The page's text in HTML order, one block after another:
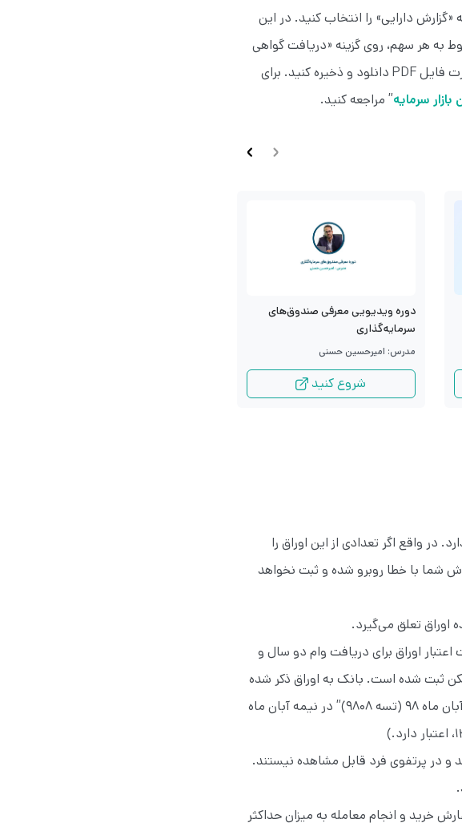
«گزارش دارایی» را انتخاب کنید. در این
به هر سهم، روی گزینه «دریافت گواهی
سهم» کلیک کنید. با انتخاب این گزینه، می‌توانید گواهی سهم خود را به‌صورت فایل PDF دانلود و ذخیره کنید. برای
سرمایه” مراجعه کنید.
دوره ویدیویی معرفی صندوق‌های
سرمایه‌گذاری
مدرس: امیرحسین حسنی
شروع کنید
واقع اگر تعدادی از این اوراق را
شما با خطا روبرو شده و ثبت نخواهد
اوراق برای دریافت وام دو سال و
ثبت شده است. بانک به اوراق ذکر شده
وامی اختصاص نمی‌دهد. (به عنوان مثال اوراق “امتیاز تسهیلات مسکن آبان ماه ۹۸ (تسه ۹۸۰۸)” در نیمه آبان ماه
فروش ندارند و در پرتفوی فرد قابل مشاهده نیستند.
و انجام معامله به میزان حداکثر